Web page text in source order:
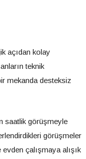
açıdan kolay
teknik
mekanda desteksiz
saatlik görüşmeyle
görüşmeler
çalışmaya alışık